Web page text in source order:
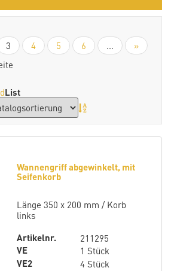
3 4 5 6 ...
»
List
Wannengriff abgewinkelt, mit
Seifenkorb
Länge 350 x 200 mm / Korb
links
Artikelnr.
211295
VE
1 Stück
VE2
4 Stück